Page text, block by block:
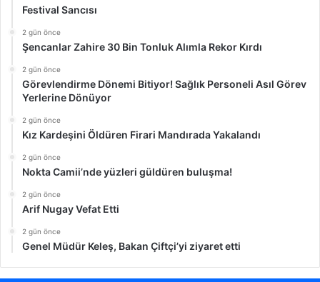
Festival Sancısı
2 gün önce
Şencanlar Zahire 30 Bin Tonluk Alımla Rekor Kırdı
2 gün önce
Görevlendirme Dönemi Bitiyor! Sağlık Personeli Asıl Görev
Yerlerine Dönüyor
2 gün önce
Kız Kardeşini Öldüren Firari Mandırada Yakalandı
2 gün önce
Nokta Camii’nde yüzleri güldüren buluşma!
2 gün önce
Arif Nugay Vefat Etti
2 gün önce
Genel Müdür Keleş, Bakan Çiftçi’yi ziyaret etti